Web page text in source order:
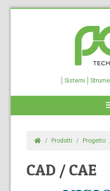
Sistemi
Prodotti Progetto
CAD / CAE